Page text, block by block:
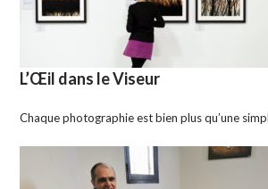
L’Œil dans le Viseur
Chaque photographie est bien plus qu’une